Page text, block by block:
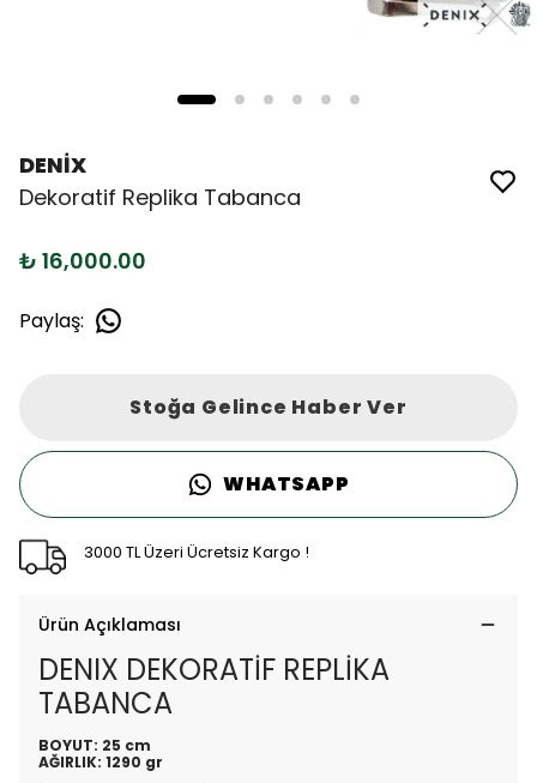
DENİX
Dekoratif Replika Tabanca
₺ 16,000.00
Paylaş:
Stoğa Gelince Haber Ver
WHATSAPP
3000 TL Üzeri Ücretsiz Kargo !
Ürün Açıklaması
DENIX DEKORATİF REPLİKA
TABANCA
BOYUT: 25 cm
AĞIRLIK: 1290 gr